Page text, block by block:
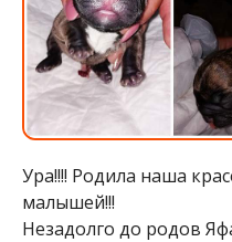
Ура!!!! Родила наша
малышей!!!
Незадолго до родов